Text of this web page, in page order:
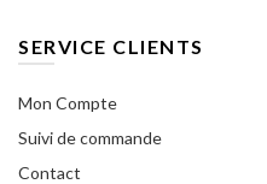
SERVICE CLIENTS
Mon Compte
Suivi de commande
Contact